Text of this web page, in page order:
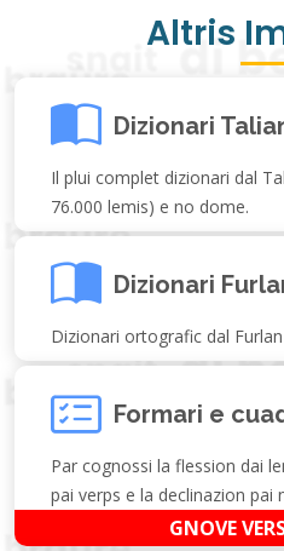
Altris
Dizionari
Il plui complet dizionari dal
76.000 lemis) e no dome.
Dizionari
Dizionari ortografic dal
Formari e
Par cognossi la flession dai
pai verps e la declinazion pai
GNOVE